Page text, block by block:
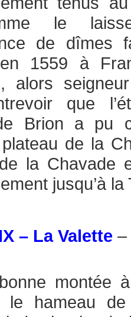
le
de dîmes
1559 à
alors
que
Brion a pu
de la
la Chavade
jusqu’à la
– La Valette –
montée à
le hameau